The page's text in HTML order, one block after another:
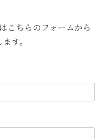
こちらのフォームから
す。